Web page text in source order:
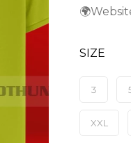
3
XXL
SIZE